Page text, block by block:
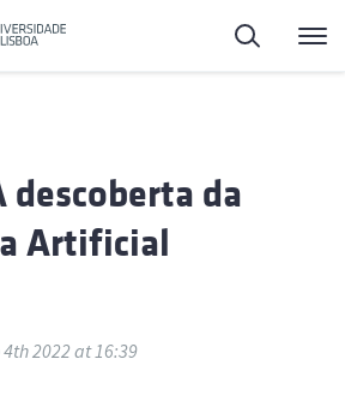
Pesquisa
descoberta da
Artificial
2022 at 16:39